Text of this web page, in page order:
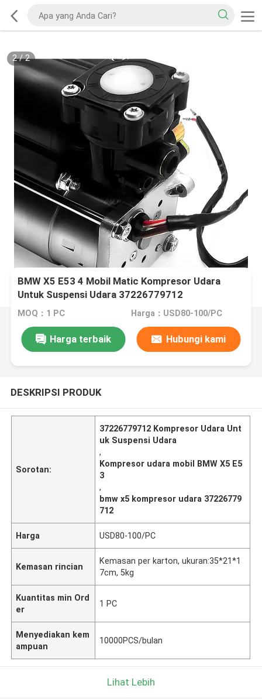
2/2
BMW X5 E53 4 Mobil Matic Kompresor Udara
Untuk Suspensi Udara 37226779712
MOQ：1 PC Harga：USD80-100/PC
Harga terbaik Hubungi kami
DESKRIPSI PRODUK
Sorotan:
37226779712 Kompresor Udara Unt
uk Suspensi Udara
,
Kompresor udara mobil BMW X5 E5
3
,
bmw x5 kompresor udara 37226779
712
Harga USD80-100/PC
Kemasan rincian
Kemasan per karton, ukuran:35*21*1
7cm, 5kg
Kuantitas min Ord
er
1 PC
Menyediakan kem
ampuan
10000PCS/bulan
Lihat Lebih